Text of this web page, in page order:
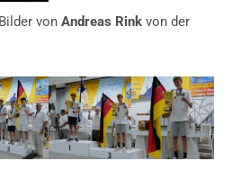
von Andreas Rink von der